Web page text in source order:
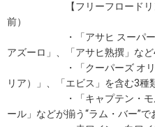
【フリーフロードリンク
前）
・「アサヒ スーパードラ
アズーロ」、「アサヒ熟撰」な
・「クーパーズ オリジナ
リア）」、「エビス」を含む3種
・「キャプテン・モルガ
ール」などが揃う“ラム・バー”